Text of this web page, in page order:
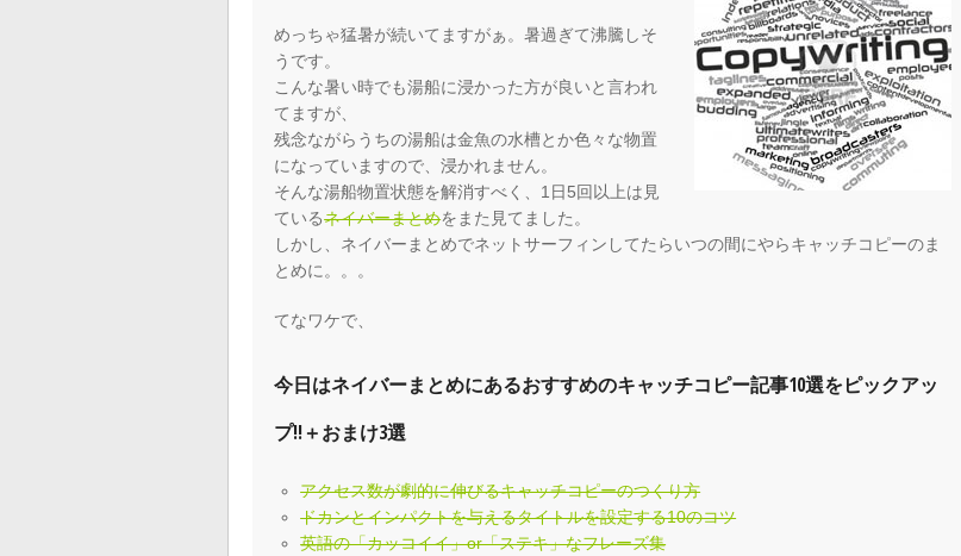
めっちゃ猛暑が続いてますがぁ。暑過ぎて沸騰しそ
うです。
こんな暑い時でも湯船に浸かった方が良いと言われ
てますが、
残念ながらうちの湯船は金魚の水槽とか色々な物置
になっていますので、浸かれません。
そんな湯船物置状態を解消すべく、1日5回以上は見
ているネイバーまとめをまた見てました。
しかし、ネイバーまとめでネットサーフィンしてたらいつの間にやらキャッチコピーのま
とめに。。。
てなワケで、
今日はネイバーまとめにあるおすすめのキャッチコピー記事10選をピックアッ
プ!!＋おまけ3選
アクセス数が劇的に伸びるキャッチコピーのつくり方
ドカンとインパクトを与えるタイトルを設定する10のコツ
英語の「カッコイイ」or「ステキ」なフレーズ集